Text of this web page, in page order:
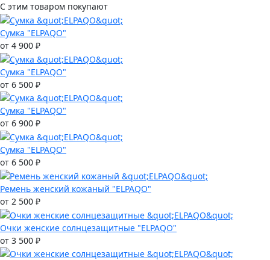
С этим товаром покупают
Сумка "ELPAQO"
от 4 900 ₽
Сумка "ELPAQO"
от 6 500 ₽
Сумка "ELPAQO"
от 6 900 ₽
Сумка "ELPAQO"
от 6 500 ₽
Ремень женский кожаный "ELPAQO"
от 2 500 ₽
Очки женские солнцезащитные "ELPAQO"
от 3 500 ₽